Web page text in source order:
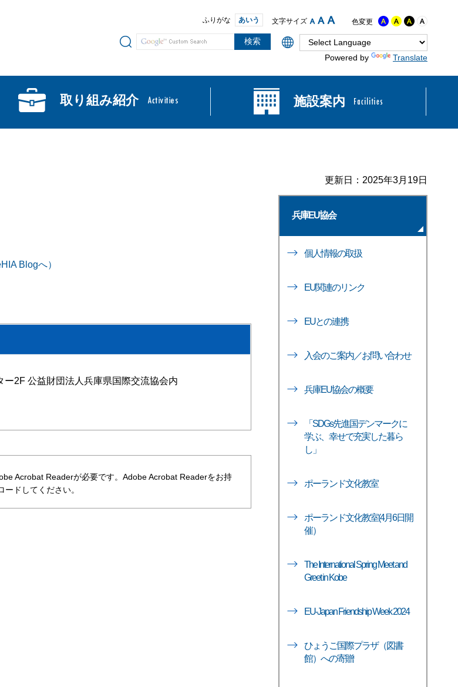
ふりがな あいう 文字サイズ 色変更
サイト内検索
Powered by
Translate
取り組み紹介 施設案内
更新日：2025年3月19日
Blogへ）
2F 公益財団法人兵庫県国際交流協会内
Acrobat Readerが必要です。Adobe Acrobat Readerをお持
ドしてください。
兵庫EU協会
個人情報の取扱
EU関連のリンク
EUとの連携
入会のご案内／お問い合わせ
兵庫EU協会の概要
「SDGs先進国デンマークに
学ぶ、幸せで充実した暮ら
し」
ポーランド文化教室
ポーランド文化教室(4月6日開
催）
The International Spring Meet and
Greet in Kobe
EU-Japan Friendship Week 2024
ひょうご国際プラザ（図書
館）への寄贈